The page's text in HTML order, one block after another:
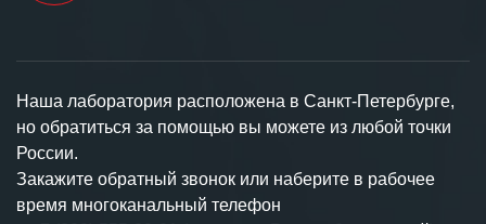
Наша лаборатория расположена в Санкт-Петербурге,
но обратиться за помощью вы можете из любой точки
России.
Закажите обратный звонок или наберите в рабочее
время многоканальный телефон